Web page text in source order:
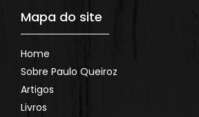
Mapa do site
Home
Sobre Paulo Queiroz
Artigos
Livros